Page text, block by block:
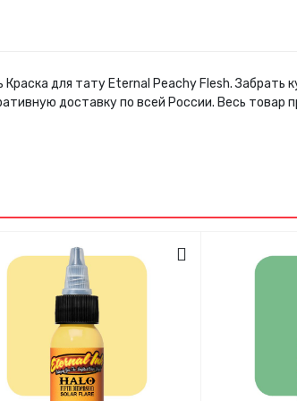
для тату Eternal Peachy Flesh.
доставку по всей России. Весь